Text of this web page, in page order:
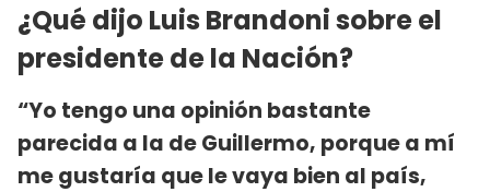
¿Qué dijo Luis Brandoni sobre el
presidente de la Nación?
“Yo tengo una opinión bastante
parecida a la de Guillermo, porque a mí
me gustaría que le vaya bien al país,